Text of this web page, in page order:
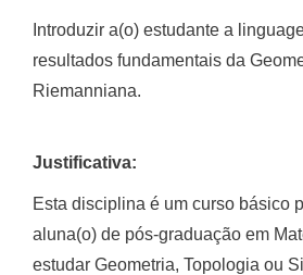
Introduzir a(o) estudante a
resultados fundamentais da
Riemanniana.
Justificativa:
Esta disciplina é um curso básico
aluna(o) de pós-graduação em
estudar Geometria, Topologia ou